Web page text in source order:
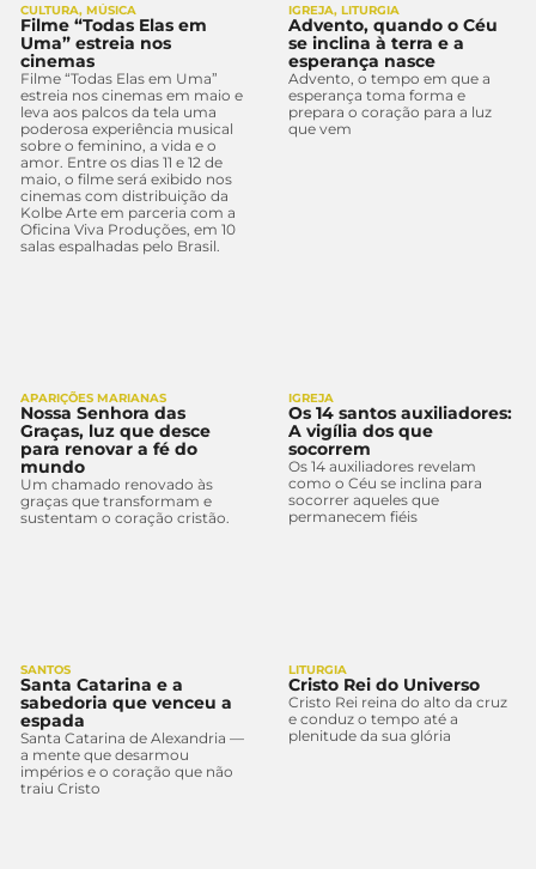
CULTURA, MÚSICA
Filme “Todas Elas em
Uma” estreia nos
cinemas
Filme “Todas Elas em Uma”
estreia nos cinemas em maio e
leva aos palcos da tela uma
poderosa experiência musical
sobre o feminino, a vida e o
amor. Entre os dias 11 e 12 de
maio, o filme será exibido nos
cinemas com distribuição da
Kolbe Arte em parceria com a
Oficina Viva Produções, em 10
salas espalhadas pelo Brasil.
IGREJA, LITURGIA
Advento, quando o Céu
se inclina à terra e a
esperança nasce
Advento, o tempo em que a
esperança toma forma e
prepara o coração para a luz
que vem
APARIÇÕES MARIANAS
Nossa Senhora das
Graças, luz que desce
para renovar a fé do
mundo
Um chamado renovado às
graças que transformam e
sustentam o coração cristão.
IGREJA
Os 14 santos auxiliadores:
A vigília dos que
socorrem
Os 14 auxiliadores revelam
como o Céu se inclina para
socorrer aqueles que
permanecem fiéis
SANTOS
Santa Catarina e a
sabedoria que venceu a
espada
Santa Catarina de Alexandria —
a mente que desarmou
impérios e o coração que não
traiu Cristo
LITURGIA
Cristo Rei do Universo
Cristo Rei reina do alto da cruz
e conduz o tempo até a
plenitude da sua glória